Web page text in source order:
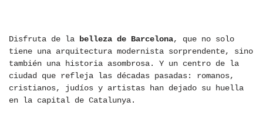
Disfruta de la belleza de Barcelona, ​​que no solo
tiene una arquitectura modernista sorprendente, sino
también una historia asombrosa. Y un centro de la
ciudad que refleja las décadas pasadas: romanos,
cristianos, judíos y artistas han dejado su huella
en la capital de Catalunya.